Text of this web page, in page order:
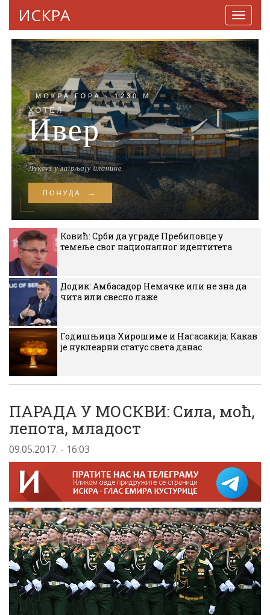
ИСКРА
Ковић: Срби да уграде Пребиловце у
темеље свог националног идентитета
Додик: Амбасадор Немачке или не зна да
чита или свесно лаже
Годишњица Хирошиме и Нагасакија: Какав
је нуклеарни статус света данас
ПАРАДА У МОСКВИ: Сила, моћ,
лепота, младост
09.05.2017. - 16:03